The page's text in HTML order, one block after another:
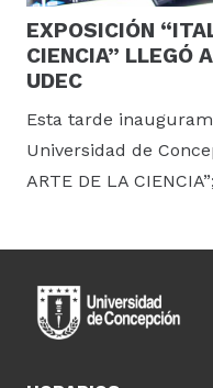
EXPOSICIÓN
CIENCIA” LLEGÓ
UDEC
Esta tarde
Universidad de
ARTE DE LA